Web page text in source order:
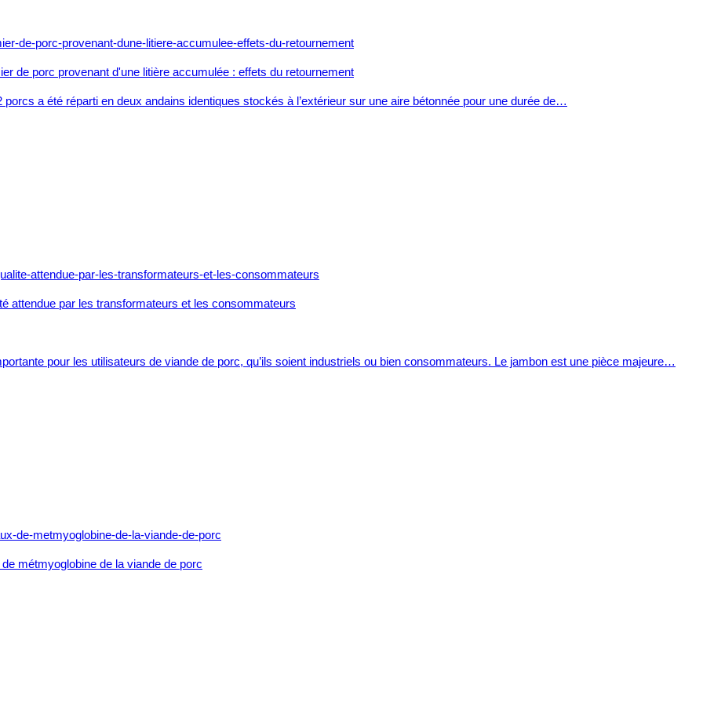
de porc provenant d'une litière accumulée : effets du retournement
a été réparti en deux andains identiques stockés à l’extérieur sur une aire bétonnée pour une durée de…
attendue par les transformateurs et les consommateurs
pour les utilisateurs de viande de porc, qu’ils soient industriels ou bien consommateurs. Le jambon est une pièce majeure…
métmyoglobine de la viande de porc